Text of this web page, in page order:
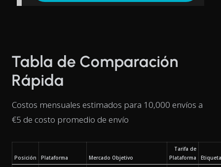
Tabla de Comparación
Rápida
Costos mensuales estimados para 10,000 envíos a
€5 de costo promedio de envío
Posición Plataforma Mercado Objetivo
Tarifa de
Plataforma